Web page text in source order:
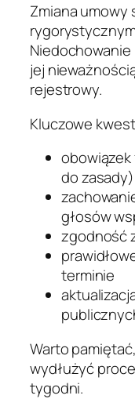
Zmiana umowy
jej
rejestrowy.
Kluczowe
do zasady)
głosów
zgodność
terminie
Warto
wydłużyć
tygodni.